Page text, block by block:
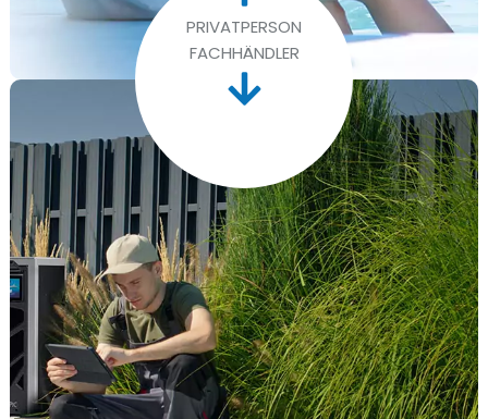
PRIVATPERSON
FACHHÄNDLER
Berufstätige
Bieten Sie Ihren Kunden mit unserer
Wärmepumpen-Auswahlsoftware Aquavariation
eine individuelle Lösung an. Je nach den